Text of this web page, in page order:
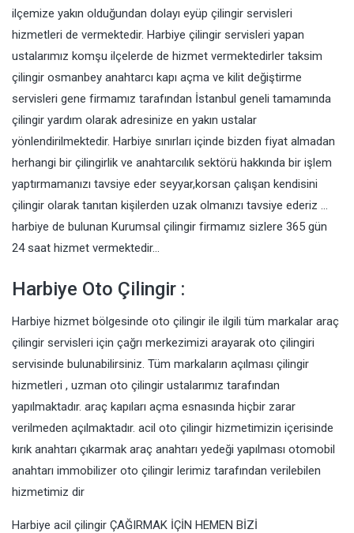
ilçemize yakın olduğundan dolayı eyüp çilingir servisleri
hizmetleri de vermektedir. Harbiye çilingir servisleri yapan
ustalarımız komşu ilçelerde de hizmet vermektedirler taksim
çilingir osmanbey anahtarcı kapı açma ve kilit değiştirme
servisleri gene firmamız tarafından İstanbul geneli tamamında
çilingir yardım olarak adresinize en yakın ustalar
yönlendirilmektedir. Harbiye sınırları içinde bizden fiyat almadan
herhangi bir çilingirlik ve anahtarcılık sektörü hakkında bir işlem
yaptırmamanızı tavsiye eder seyyar,korsan çalışan kendisini
çilingir olarak tanıtan kişilerden uzak olmanızı tavsiye ederiz …
harbiye de bulunan Kurumsal çilingir firmamız sizlere 365 gün
24 saat hizmet vermektedir…
Harbiye Oto Çilingir :
Harbiye hizmet bölgesinde oto çilingir ile ilgili tüm markalar araç
çilingir servisleri için çağrı merkezimizi arayarak oto çilingiri
servisinde bulunabilirsiniz. Tüm markaların açılması çilingir
hizmetleri , uzman oto çilingir ustalarımız tarafından
yapılmaktadır. araç kapıları açma esnasında hiçbir zarar
verilmeden açılmaktadır. acil oto çilingir hizmetimizin içerisinde
kırık anahtarı çıkarmak araç anahtarı yedeği yapılması otomobil
anahtarı immobilizer oto çilingir lerimiz tarafından verilebilen
hizmetimiz dir
Harbiye acil çilingir ÇAĞIRMAK İÇİN HEMEN BİZİ